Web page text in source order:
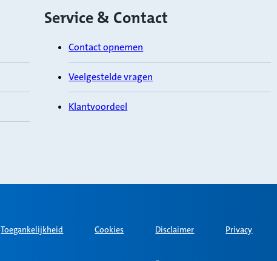
Service & Contact
Contact opnemen
Veelgestelde vragen
Klantvoordeel
Toegankelijkheid Cookies Disclaimer Privacy